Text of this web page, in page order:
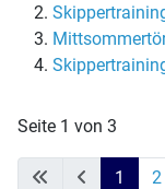
Seite 1 von 3
1 2